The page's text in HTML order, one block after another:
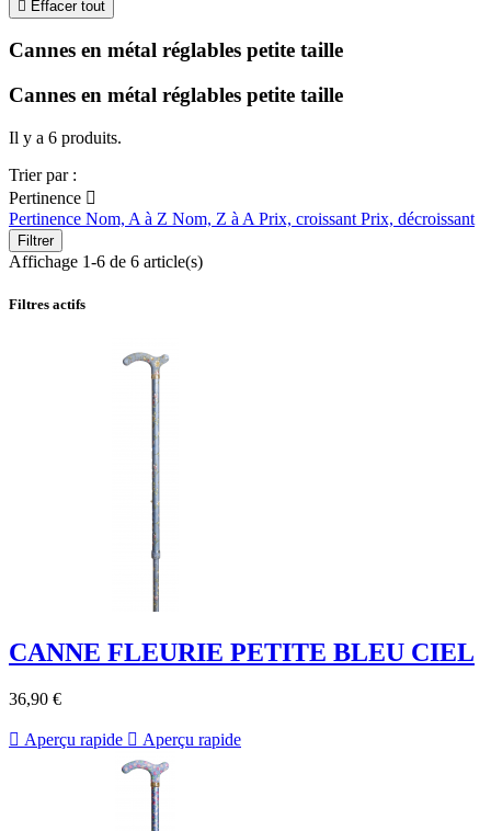
 Effacer tout
Cannes en métal réglables petite taille
Cannes en métal réglables petite taille
Il y a 6 produits.
Trier par :
Pertinence 
Pertinence Nom, A à Z Nom, Z à A Prix, croissant Prix, décroissant
Filtrer
Affichage 1-6 de 6 article(s)
Filtres actifs
CANNE FLEURIE PETITE BLEU CIEL
36,90 €
 Aperçu rapide  Aperçu rapide